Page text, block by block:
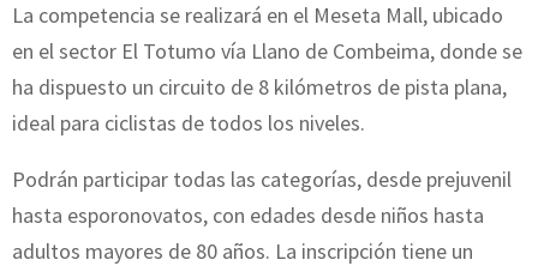
La competencia se realizará en el Meseta Mall, ubicado
en el sector El Totumo vía Llano de Combeima, donde se
ha dispuesto un circuito de 8 kilómetros de pista plana,
ideal para ciclistas de todos los niveles.
Podrán participar todas las categorías, desde prejuvenil
hasta esporonovatos, con edades desde niños hasta
adultos mayores de 80 años. La inscripción tiene un